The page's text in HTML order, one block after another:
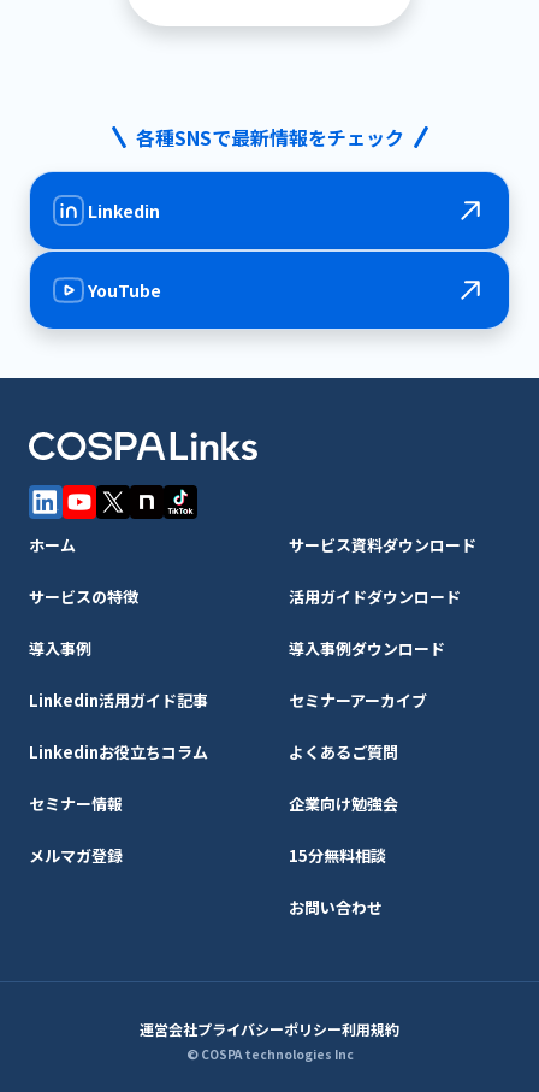
各種SNSで最新情報をチェック
Linkedin
YouTube
ホーム サービス資料ダウンロード
サービスの特徴 活用ガイドダウンロード
導入事例 導入事例ダウンロード
Linkedin活用ガイド記事 セミナーアーカイブ
Linkedinお役立ちコラム よくあるご質問
セミナー情報 企業向け勉強会
メルマガ登録 15分無料相談
お問い合わせ
© COSPA technologies Inc
運営会社プライバシーポリシー利用規約